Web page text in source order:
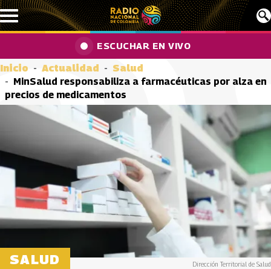
Pasar al contenido principal
ESCUCHAR EN VIVO
Inicio Actualidad
Salud
MinSalud responsabiliza a farmacéuticas por alza en
precios de medicamentos
SALUD Dirección Territorial de Salud